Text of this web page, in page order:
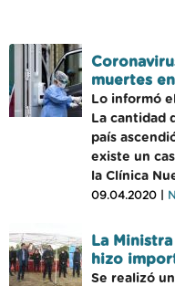
muertes
Lo informó
La cantidad
país
existe un
la Clínica
09.04.2020 |
La
hizo
Se realizó